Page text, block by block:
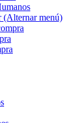
(Alternar menú)